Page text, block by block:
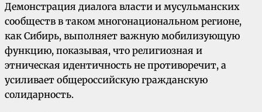
Демонстрация диалога власти и мусульманских
сообществ в таком многонациональном регионе,
как Сибирь, выполняет важную мобилизующую
функцию, показывая, что религиозная и
этническая идентичность не противоречит, а
усиливает общероссийскую гражданскую
солидарность.